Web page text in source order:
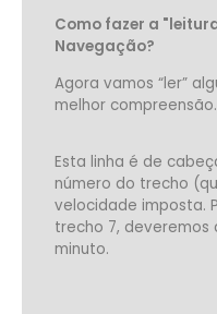
Como fazer a
Navegação?
Agora vamos “ler”
melhor compreensão.
Esta linha é de
número do trecho
velocidade imposta.
trecho 7,
minuto.